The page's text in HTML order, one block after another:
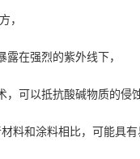
，
在强烈的紫外线下，
可以抵抗酸碱物质的侵蚀
和涂料相比，可能具有